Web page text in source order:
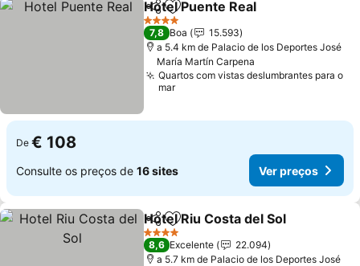
PartilharAdicionar aos favoritos
Hotel Puente Real
4 Estrelas
7,8 Boa
15.593
a 5.4 km de Palacio de los Deportes José
María Martín Carpena
Quartos com vistas deslumbrantes para o
mar
De € 108
Consulte os preços de 16 sites Ver preços
PartilharAdicionar aos favoritos
Hotel Riu Costa del Sol
4 Estrelas
8,6 Excelente
22.094
a 5.7 km de Palacio de los Deportes José